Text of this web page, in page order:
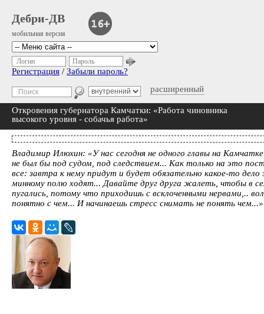
Дебри-ДВ
мобильная версия
расширенный
Логин Пароль
Регистрация / Забыли пароль?
Откровения губернатора Камчатки: «Работа чиновника
высокого уровня - собачья работа»
Владимир Илюхин: «У нас сегодня не одного главы на
не был бы под судом, под следствием... Как только на это
все: завтра к нему придут и будет обязательно какое-то дело
минному полю ходят... Давайте друг друга жалеть, чтобы в
пугались, потому что приходишь с всклоченными нервами,..
понятно с чем... И начинаешь стресс снимать не понять